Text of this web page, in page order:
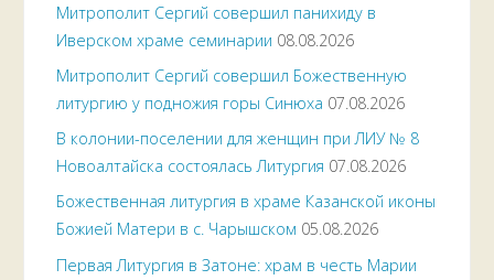
Митрополит Сергий совершил панихиду в
Иверском храме семинарии 08.08.2026
Митрополит Сергий совершил Божественную
литургию у подножия горы Синюха 07.08.2026
В колонии-поселении для женщин при ЛИУ № 8
Новоалтайска состоялась Литургия 07.08.2026
Божественная литургия в храме Казанской иконы
Божией Матери в с. Чарышском 05.08.2026
Первая Литургия в Затоне: храм в честь Марии